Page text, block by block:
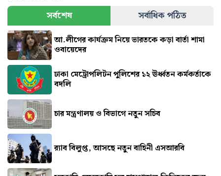
সর্বশেষ সর্বাধিক পঠিত
আ.লীগের কার্যক্রম নিয়ে ভারতকে কড়া বার্তা শামা
ওবায়েদের
ঢাকা মেট্রোপলিটন পুলিশের ১২ ঊর্ধ্বতন কর্মকর্তাকে
বদলি
চার মন্ত্রণালয় ও বিভাগে নতুন সচিব
র‍্যাব বিলুপ্ত, আসছে নতুন বাহিনী এসআরবি